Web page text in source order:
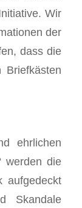
Wir
der
dass die
Briefkästen
ehrlichen
werden die
aufgedeckt
Skandale